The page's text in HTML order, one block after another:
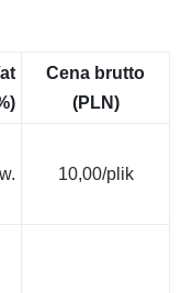
Cena brutto
(PLN)
10,00/plik